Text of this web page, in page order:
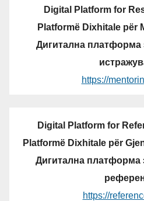
Digital Platform for
Platformë Dixhitale për
Дигитална платформа
https://
Digital Platform for
Platformë Dixhitale për
Дигитална платформа
https://